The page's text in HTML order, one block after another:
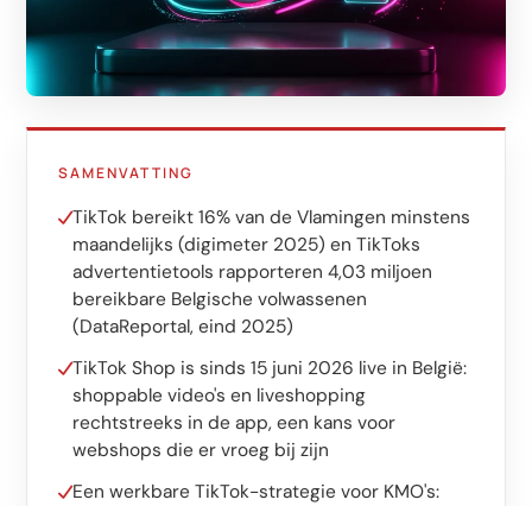
AI voor groei
AI-agents
Marketing automation
AI content marketing
Chatbot
Software op maat
Opleiding
Website ontwikkeling
Razendsnel met Astro
Audits
SAMENVATTING
TikTok bereikt 16% van de Vlamingen minstens
maandelijks (digimeter 2025) en TikToks
advertentietools rapporteren 4,03 miljoen
bereikbare Belgische volwassenen
(DataReportal, eind 2025)
TikTok Shop is sinds 15 juni 2026 live in België:
shoppable video's en liveshopping
rechtstreeks in de app, een kans voor
webshops die er vroeg bij zijn
Een werkbare TikTok-strategie voor KMO's: